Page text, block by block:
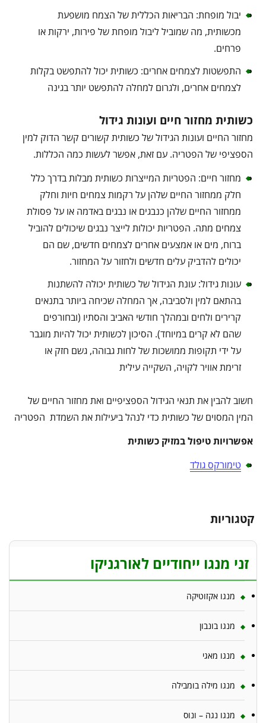
יבול מופחת: הבריאות הכללית של הצמח מושפעת
מכשותית, מה שמוביל ליבול מופחת של פירות, ירקות או
פרחים.
התפשטות לצמחים אחרים: כשותית יכול להתפשט בקלות
לצמחים אחרים, ולגרום למחלה להתפשט יותר בגינה
כשותית מחזור חיים ועונות גידול
מחזור החיים ועונות הגידול של כשותית קשורים קשר הדוק למין
הספציפי של הפטריה. עם זאת, אפשר לעשות כמה הכללות.
מחזור חיים: הפטריות המייצרות כשותית מבלות בדרך כלל
חלק ממחזור החיים שלהן על רקמות צמחים חיות וחלק
ממחזור החיים שלהן כנבגים או נבגים באדמה או על פסולת
צמחים מתה. הפטריות יכולות לייצר נבגים שיכולים להוביל
ברוח, מים או אמצעים אחרים לצמחים חדשים, שם הם
יכולים להדביק עלים חדשים ולחזור על המחזור.
עונות גידול: עונת הגידול של כשותית יכולה להשתנות
בהתאם למין ולסביבה, אך המחלה שכיחה ביותר בתנאים
קרירים ולחים ובמהלך חודשי האביב והסתיו (ובחורפים
שהם לא קרים במיוחד). הסיכון לכשותית יכול להיות מוגבר
על ידי תקופות ממושכות של לחות גבוהה, גשם חזק או
זרימת אוויר לקויה, השקייה עילית
חשוב להבין את תנאי הגידול הספציפיים ואת מחזור החיים של
המין המסוים של כשותית כדי לנהל ביעילות את השמדת הפטריה
אפשרויות טיפול במזיק כשותית
טימורקס גולד
קטגוריות
זני מנגו ייחודיים לאורגניקו
מנגו אקזוטיקה
מנגו בונבון
מנגו מאגי
מנגו מילה בומבילה
מנגו נגה – ונוס